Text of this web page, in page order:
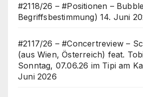
#2118/26 – #Positionen –
Begriffsbestimmung) 14. Juni
#2117/26 – #Concertreview –
(aus Wien, Österreich) feat.
Sonntag, 07.06.26 im Tipi am
Juni 2026